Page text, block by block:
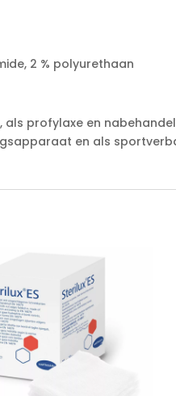
2 % polyurethaan
profylaxe en
en als